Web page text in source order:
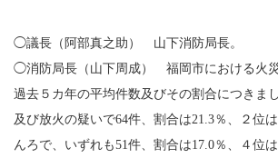
◯議長（阿部真之助） 山下消防局長。
◯消防局長（山下周成） 福岡市における火
過去５カ年の平均件数及びその割合につきま
及び放火の疑いで64件、割合は21.3％、２位
んろで、いずれも51件、割合は17.0％、４位